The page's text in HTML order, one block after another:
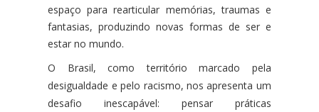
espaço para rearticular memórias, traumas e
fantasias, produzindo novas formas de ser e
estar no mundo.
O Brasil, como território marcado pela
desigualdade e pelo racismo, nos apresenta um
desafio inescapável: pensar práticas